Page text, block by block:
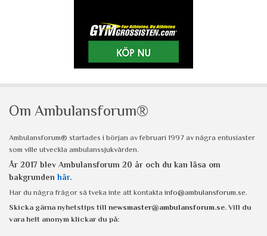
Om Ambulansforum®
Ambulansforum® startades i början av februari 1997 av några entusiaster
som ville utveckla ambulanssjukvården.
År 2017 blev Ambulansforum 20 år och du kan läsa om
bakgrunden här.
Har du några frågor så tveka inte att kontakta info@ambulansforum.se.
Skicka gärna nyhetstips till newsmaster@ambulansforum.se. Vill du
vara helt anonym klickar du på: